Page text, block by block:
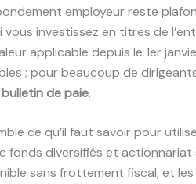
employeur reste
investissez en titres de
applicable depuis le 1er
; pour beaucoup de
de paie.
ce qu’il faut savoir pour
fonds diversifiés et
sans frottement fiscal, et